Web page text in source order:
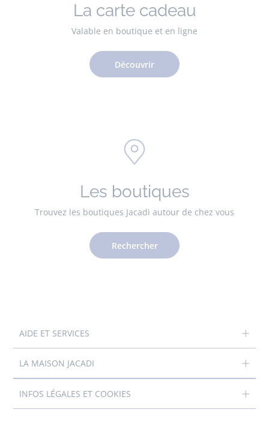
La carte cadeau
Valable en boutique et en ligne
Découvrir
Les boutiques
Trouvez les boutiques Jacadi autour de chez vous
Rechercher
AIDE ET SERVICES
LA MAISON JACADI
INFOS LÉGALES ET COOKIES